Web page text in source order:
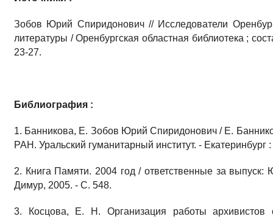
Зобов Юрий Спиридонович // Исследователи
литературы / Оренбургская областная библиотека ;
23-27.
Библиография :
1. Банникова, Е. Зобов Юрий Спиридонович / Е.
РАН. Уральский гуманитарный институт. -
2. Книга Памяти. 2004 год / ответственные за
Димур, 2005. - С. 548.
3. Косцова, Е. Н. Организация работы архивистов